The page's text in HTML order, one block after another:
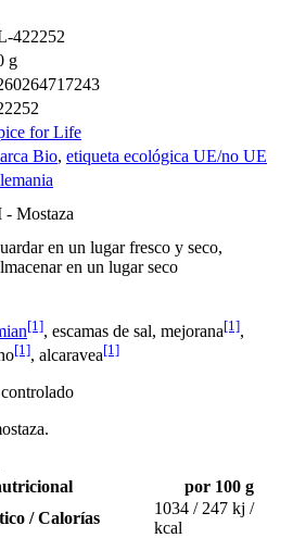
422252
g
for Life
Bio, etiqueta ecológica UE/no UE
- Mostaza
en un lugar fresco y seco,
en un lugar seco
[1], escamas de sal, mejorana[1],
[1], alcaravea[1]
por 100 g
/ Calorías
1034 / 247 kj /
kcal